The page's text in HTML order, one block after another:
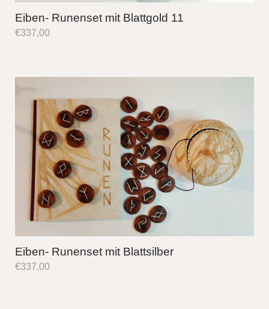
Eiben- Runenset mit Blattgold 11
€337,00
Eiben- Runenset mit Blattsilber
€337,00